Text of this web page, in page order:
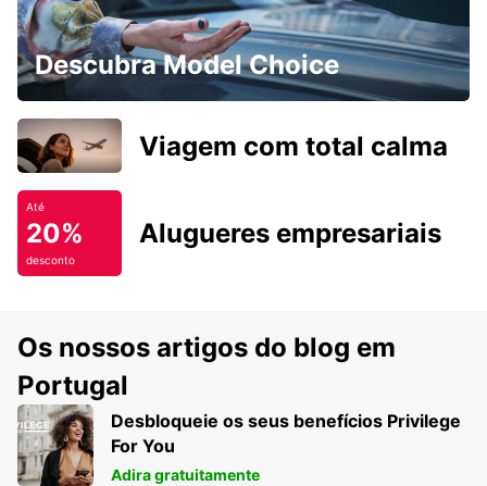
Descubra Model Choice
Viagem com total calma
Até
20%
desconto
Alugueres empresariais
Os nossos artigos do blog em
Portugal
Desbloqueie os seus benefícios Privilege
For You
Adira gratuitamente